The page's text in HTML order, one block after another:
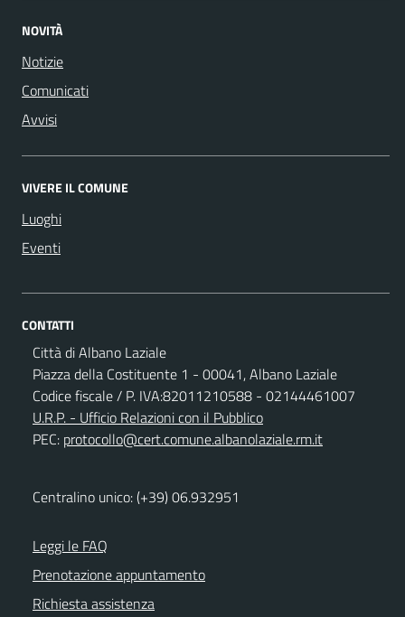
NOVITÀ
Notizie
Comunicati
Avvisi
VIVERE IL COMUNE
Luoghi
Eventi
CONTATTI
Città di Albano Laziale
Piazza della Costituente 1 - 00041, Albano Laziale
Codice fiscale / P. IVA:82011210588 - 02144461007
U.R.P. - Ufficio Relazioni con il Pubblico
PEC: protocollo@cert.comune.albanolaziale.rm.it
Centralino unico: (+39) 06.932951
Leggi le FAQ
Prenotazione appuntamento
Richiesta assistenza